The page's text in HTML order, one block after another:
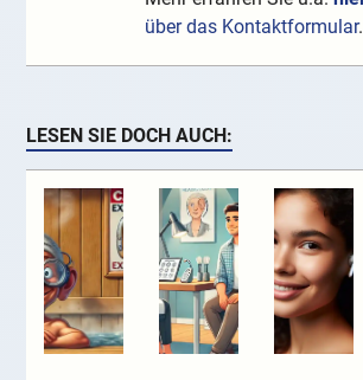
über das Kontaktformular.
LESEN SIE DOCH AUCH: